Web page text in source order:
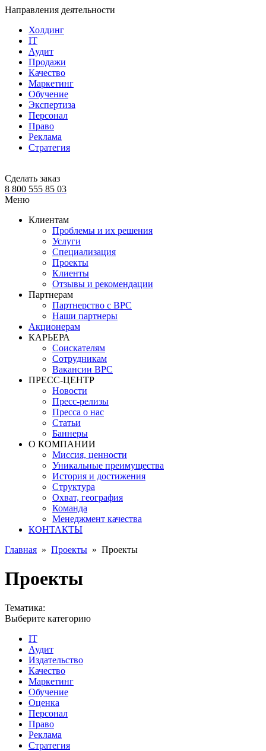
Направления деятельности
Холдинг
IT
Аудит
Продажи
Качество
Маркетинг
Обучение
Экспертиза
Персонал
Право
Реклама
Стратегия
Сделать заказ
8 800 555 85 03
Меню
Клиентам
Проблемы и их решения
Услуги
Специализация
Проекты
Клиенты
Отзывы и рекомендации
Партнерам
Партнерство с BPC
Наши партнеры
Акционерам
КАРЬЕРА
Соискателям
Сотрудникам
Вакансии BPC
ПРЕСС-ЦЕНТР
Новости
Пресс-релизы
Пресса о нас
Статьи
Баннеры
О КОМПАНИИ
Миссия, ценности
Уникальные преимущества
История и достижения
Структура
Охват, география
Команда
Менеджмент качества
КОНТАКТЫ
Главная » Проекты » Проекты
Проекты
Тематика:
Выберите категорию
IT
Аудит
Издательство
Качество
Маркетинг
Обучение
Оценка
Персонал
Право
Реклама
Стратегия